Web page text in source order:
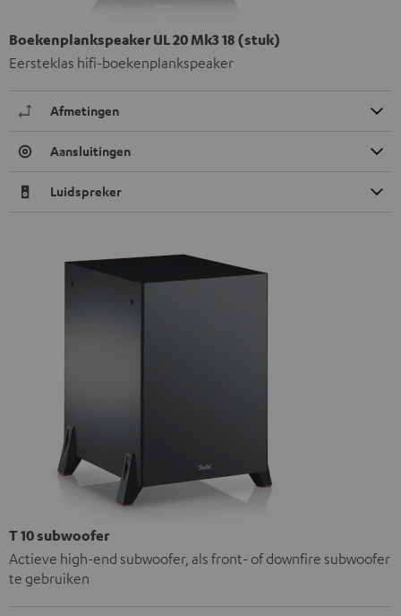
Boekenplankspeaker UL 20 Mk3 18 (stuk)
Eersteklas hifi-boekenplankspeaker
Afmetingen
Aansluitingen
Luidspreker
T 10 subwoofer
Actieve high-end subwoofer, als front- of downfire subwoofer
te gebruiken